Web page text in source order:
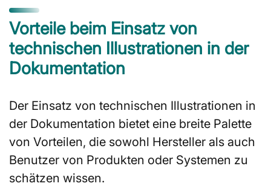
Vorteile beim Einsatz von
technischen Illustrationen in der
Dokumentation
Der Einsatz von technischen Illustrationen in
der Dokumentation bietet eine breite Palette
von Vorteilen, die sowohl Hersteller als auch
Benutzer von Produkten oder Systemen zu
schätzen wissen.